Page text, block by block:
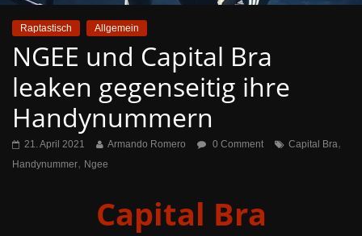
Raptastisch Allgemein
NGEE und Capital Bra
leaken gegenseitig ihre
Handynummern
21. April 2021 Armando Romero 0 Comment Capital Bra,
Handynummer, Ngee
Capital Bra